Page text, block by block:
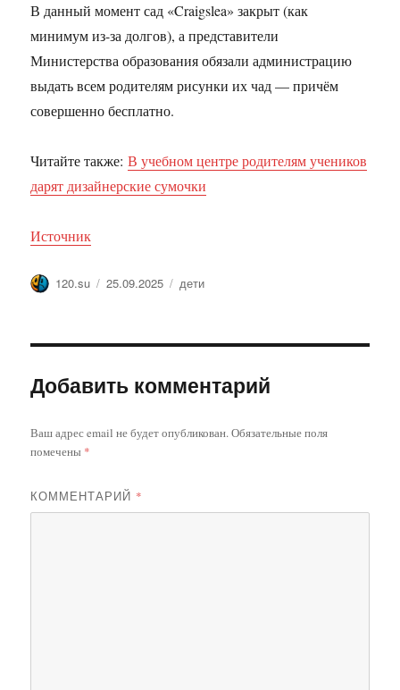
В данный момент сад «Craigslea» закрыт (как
минимум из-за долгов), а представители
Министерства образования обязали администрацию
выдать всем родителям рисунки их чад — причём
совершенно бесплатно.
Читайте также:В учебном центре родителям учеников
дарят дизайнерские сумочки
Источник
Автор
120.su Опубликовано
25.09.2025 Метки
дети
Добавить комментарий
Ваш адрес email не будет опубликован.Обязательные поля
помечены *
КОММЕНТАРИЙ *